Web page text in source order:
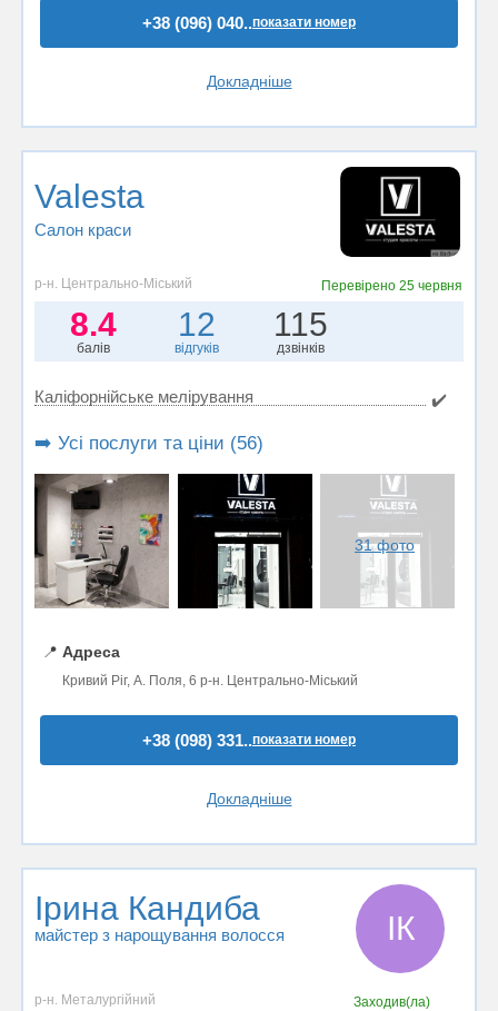
+38 (096) 040..показати номер
Докладніше
Valesta
Салон краси
р-н. Центрально-Міський Перевірено25 червня
8.4
балів
12
відгуків
115
дзвінків
Каліфорнійське мелірування ✔️
➡️ Усі послуги та ціни (56)
31 фото
📍 Адреса
Кривий Ріг, А. Поля, 6 р-н. Центрально-Міський
+38 (098) 331..показати номер
Докладніше
Ірина Кандиба
майстер з нарощування волосся ІК
р-н. Металургійний
Заходив(ла)